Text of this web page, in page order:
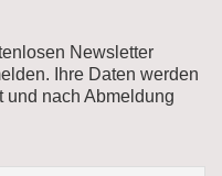
Newsletter
Ihre Daten werden
und nach Abmeldung